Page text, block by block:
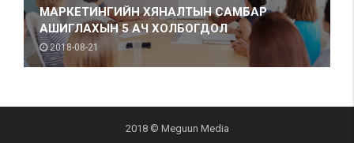
МАРКЕТИНГИЙН ХЯНАЛТЫН САМБАР
АШИГЛАХЫН 5 АЧ ХОЛБОГДОЛ
2018-08-21
2018 © Meguun Media